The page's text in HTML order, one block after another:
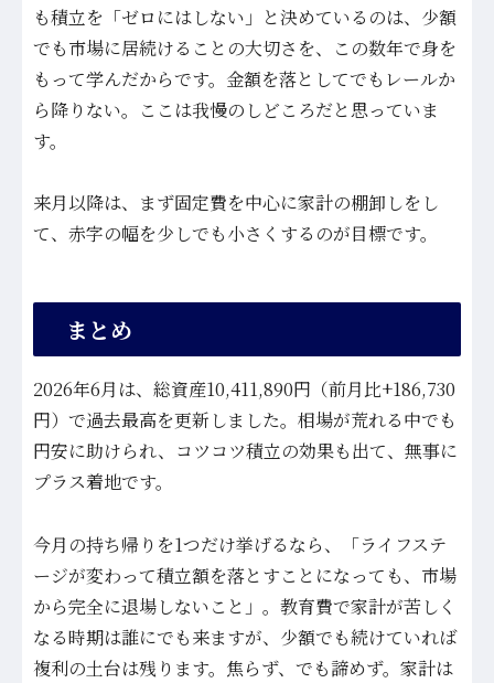
も積立を「ゼロにはしない」と決めているのは、少額
でも市場に居続けることの大切さを、この数年で身を
もって学んだからです。金額を落としてでもレールか
ら降りない。ここは我慢のしどころだと思っていま
す。
来月以降は、まず固定費を中心に家計の棚卸しをし
て、赤字の幅を少しでも小さくするのが目標です。
まとめ
2026年6月は、総資産10,411,890円（前月比+186,730
円）で過去最高を更新しました。相場が荒れる中でも
円安に助けられ、コツコツ積立の効果も出て、無事に
プラス着地です。
今月の持ち帰りを1つだけ挙げるなら、「ライフステ
ージが変わって積立額を落とすことになっても、市場
から完全に退場しないこと」。教育費で家計が苦しく
なる時期は誰にでも来ますが、少額でも続けていれば
複利の土台は残ります。焦らず、でも諦めず。家計は